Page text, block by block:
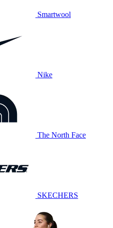
Smartwool
Nike
The North Face
SKECHERS